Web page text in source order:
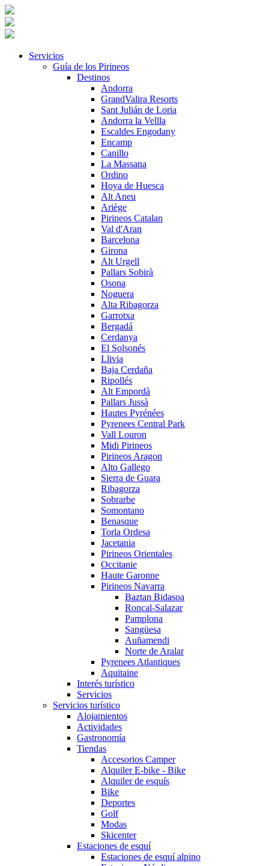
Servicios
Guía de los Pirineos
Destinos
Andorra
GrandValira Resorts
Sant Julián de Loria
Andorra la Vellla
Escaldes Engodany
Encamp
Canillo
La Massana
Ordino
Hoya de Huesca
Alt Aneu
Ariège
Pirineos Catalan
Val d'Aran
Barcelona
Girona
Alt Urgell
Pallars Sobirà
Osona
Noguera
Alta Ribagorza
Garrotxa
Bergadá
Cerdanya
El Solsonés
Llivia
Baja Cerdaña
Ripollés
Alt Empordà
Pallars Jussà
Hautes Pyrénées
Pyrenees Central Park
Vall Louron
Midi Pirineos
Pirineos Aragon
Alto Gallego
Sierra de Guara
Ribagorza
Sobrarbe
Somontano
Benasque
Torla Ordesa
Jacetania
Pirineos Orientales
Occitanie
Haute Garonne
Pirineos Navarra
Baztan Bidasoa
Roncal-Salazar
Pamplona
Sangüesa
Auñamendi
Norte de Aralar
Pyrenees Atlantiques
Aquitaine
Interés turístico
Servicios
Servicios turístico
Alojamientos
Actividades
Gastronomía
Tiendas
Accesorios Camper
Alquiler E-bike - Bike
Alquiler de esquís
Bike
Deportes
Golf
Modas
Skicenter
Estaciones de esquí
Estaciones de esquí alpino